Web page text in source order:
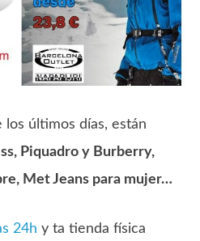
los últimos días, están
Piquadro y Burberry,
Met Jeans para mujer…
24h y ta tienda física